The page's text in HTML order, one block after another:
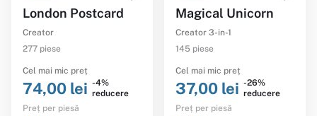
London Postcard
Creator
277 piese
Cel mai mic preț
74,00 lei -4%
reducere
Preț per piesă
Magical Unicorn
Creator 3-in-1
145 piese
Cel mai mic preț
37,00 lei -26%
reducere
Preț per piesă